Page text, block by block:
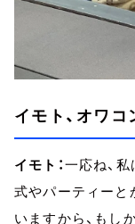
イモト、オワコ
イモト：一応ね、
式やパーティーと
いますから、もし